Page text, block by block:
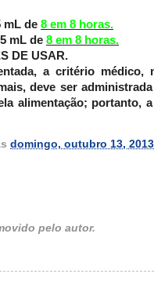
mL de 8 em 8 horas.
mL de 8 em 8 horas.
DE USAR.
a critério médico,
deve ser
alimentação; portanto,
domingo, outubro 13, 2013
pelo autor.